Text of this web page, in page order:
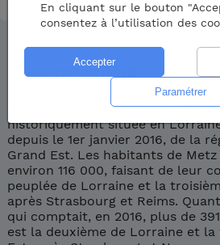
Présentation de Metz
Préfecture du département de la
historiquement située en
depuis le 1er janvier 2016, de la
Grand Est. Les habitants de
environ 116 000, faisant de leur
peuplée de Lorraine et la
après Strasbourg et Reims.
qui comptait, en 2016, plus de
est la deuxième de Lorraine et
En cliquant sur le bouton
consentez à l’utilisation des